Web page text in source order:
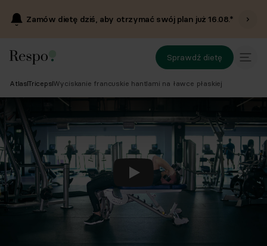
Zamów dietę dziś, aby otrzymać swój plan już16.08.*
Sprawdź dietę
AtlasTricepsWyciskanie francuskie hantlami na ławce płaskiej
Odtwórz